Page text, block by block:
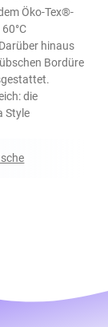
Öko-Tex®-
hinaus
Bordüre
die
Style